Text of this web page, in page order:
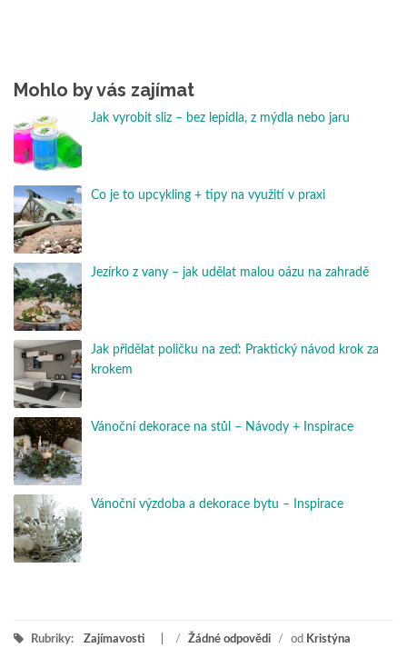
Mohlo by vás zajímat
Jak vyrobit sliz – bez lepidla, z mýdla nebo jaru
Co je to upcykling + tipy na využití v praxi
Jezírko z vany – jak udělat malou oázu na zahradě
Jak přidělat poličku na zeď: Praktický návod krok za
krokem
Vánoční dekorace na stůl – Návody + Inspirace
Vánoční výzdoba a dekorace bytu – Inspirace
Rubriky: Zajímavosti / Žádné odpovědi / od Kristýna